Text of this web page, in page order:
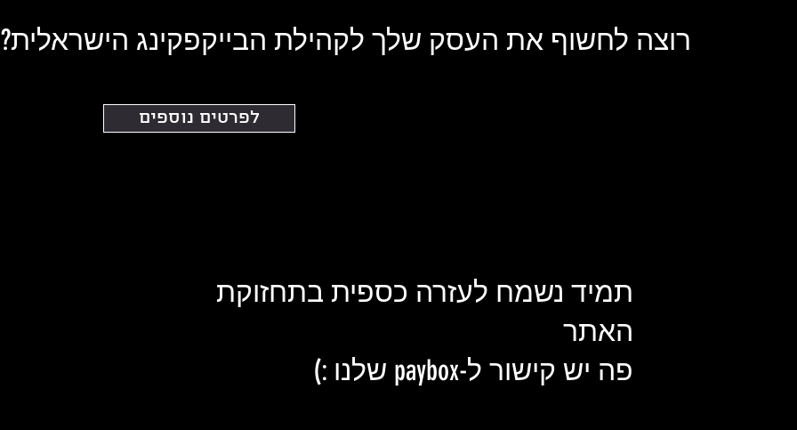
תמיד נשמח לעזרה כספית בתחזוקת
האתר
פה יש קישור ל-paybox שלנו :)
רוצה לחשוף את העסק שלך לקהילת הבייקפקינג הישראלית?
לפרטים נוספים